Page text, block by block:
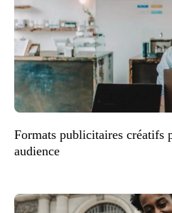
Formats publicitaires créatifs
audience